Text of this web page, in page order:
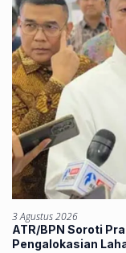
3 Agustus 2026
ATR/BPN Soroti
Pengalokasian